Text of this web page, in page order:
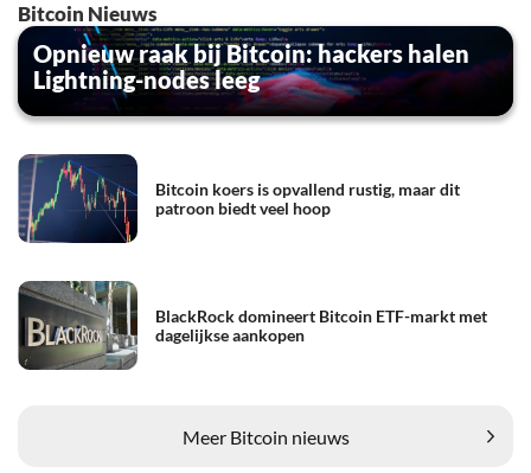
Bitcoin Nieuws
Opnieuw raak bij Bitcoin: hackers halen
Lightning-nodes leeg
Bitcoin koers is opvallend rustig, maar dit
patroon biedt veel hoop
BlackRock domineert Bitcoin ETF-markt met
dagelijkse aankopen
Meer Bitcoin nieuws